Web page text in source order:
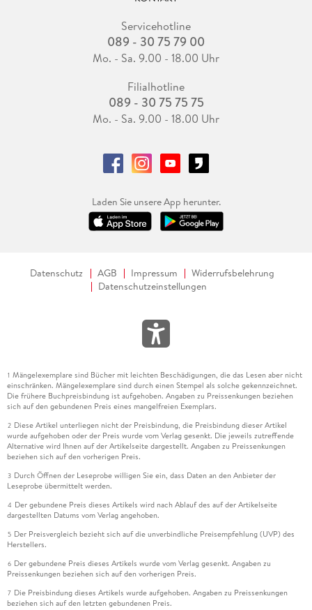
Servicehotline
089 - 30 75 79 00
Mo. - Sa. 9.00 - 18.00 Uhr
Filialhotline
089 - 30 75 75 75
Mo. - Sa. 9.00 - 18.00 Uhr
Laden Sie unsere App herunter.
Datenschutz AGB Impressum
Widerrufsbelehrung
Datenschutzeinstellungen
1 Mängelexemplare sind Bücher mit leichten Beschädigungen, die das Lesen aber nicht
einschränken. Mängelexemplare sind durch einen Stempel als solche gekennzeichnet.
Die frühere Buchpreisbindung ist aufgehoben. Angaben zu Preissenkungen beziehen
sich auf den gebundenen Preis eines mangelfreien Exemplars.
2 Diese Artikel unterliegen nicht der Preisbindung, die Preisbindung dieser Artikel
wurde aufgehoben oder der Preis wurde vom Verlag gesenkt. Die jeweils zutreffende
Alternative wird Ihnen auf der Artikelseite dargestellt. Angaben zu Preissenkungen
beziehen sich auf den vorherigen Preis.
3 Durch Öffnen der Leseprobe willigen Sie ein, dass Daten an den Anbieter der
Leseprobe übermittelt werden.
4 Der gebundene Preis dieses Artikels wird nach Ablauf des auf der Artikelseite
dargestellten Datums vom Verlag angehoben.
5 Der Preisvergleich bezieht sich auf die unverbindliche Preisempfehlung (UVP) des
Herstellers.
6 Der gebundene Preis dieses Artikels wurde vom Verlag gesenkt. Angaben zu
Preissenkungen beziehen sich auf den vorherigen Preis.
7 Die Preisbindung dieses Artikels wurde aufgehoben. Angaben zu Preissenkungen
beziehen sich auf den letzten gebundenen Preis.